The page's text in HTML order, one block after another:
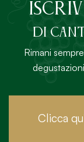
DI
Rimani
Clicca